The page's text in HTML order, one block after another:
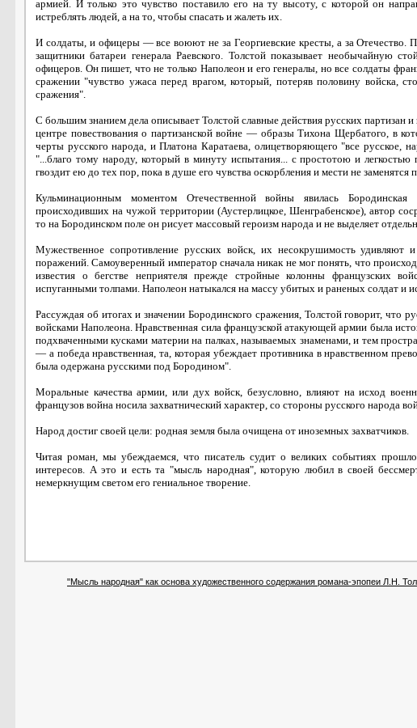
армией. И только это чувство поставило его на ту высоту, с которой он
истреблять людей, а на то, чтобы спасать и жалеть их.
И солдаты, и офицеры — все воюют не за Георгиевские кресты, а за Отечество.
защитники батареи генерала Раевского. Толстой показывает необычайную
офицеров. Он пишет, что не только Наполеон и его генералы, но все солдаты
сражении "чувство ужаса перед врагом, который, потеряв половину войска,
сражения".
С большим знанием дела описывает Толстой славные действия русских
центре повествования о партизанской войне — образы Тихона Щербатого, в
черты русского народа, и Платона Каратаева, олицетворяющего "все русское,
"...благо тому народу, который в минуту испытания... с простотою и
гвоздит ею до тех пор, пока в душе его чувства оскорбления и мести не
Кульминационным моментом Отечественной войны явилась
происходивших на чужой территории (Аустерлицкое, Шенграбенское), автор
то на Бородинском поле он рисует массовый героизм народа и не выделяет
Мужественное сопротивление русских войск, их несокрушимость
поражений. Самоуверенный император сначала никак не мог понять, что
известия о бегстве неприятеля прежде стройные колонны французских
испуганными толпами. Наполеон натыкался на массу убитых и раненых солдат и
Рассуждая об итогах и значении Бородинского сражения, Толстой говорит, что
войсками Наполеона. Нравственная сила французской атакующей армии была
подхваченными кусками материи на палках, называемых знаменами, и тем
— а победа нравственная, та, которая убеждает противника в нравственном
была одержана русскими под Бородином".
Моральные качества армии, или дух войск, безусловно, влияют на исход
французов война носила захватнический характер, со стороны русского народа
Народ достиг своей цели: родная земля была очищена от иноземных захватчиков.
Читая роман, мы убеждаемся, что писатель судит о великих событиях
интересов. А это и есть та "мысль народная", которую любил в своей
немеркнущим светом его гениальное творение.
"Мысль народная" как основа художественного содержания романа-эпопеи Л.Н.